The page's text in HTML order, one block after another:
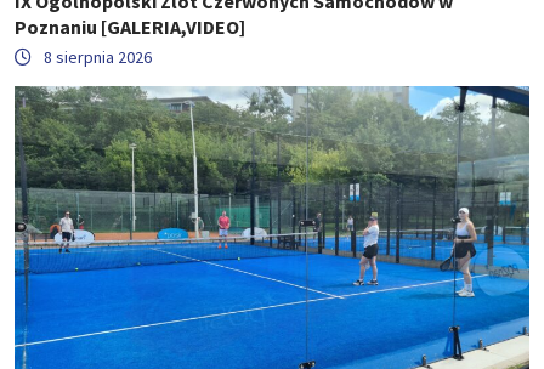
Poznaniu [GALERIA,VIDEO]
8 sierpnia 2026